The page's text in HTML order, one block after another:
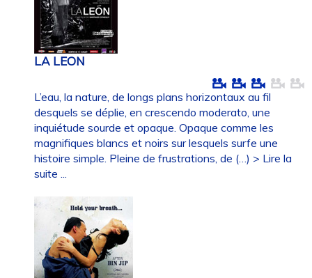
LA LEON
L’eau, la nature, de longs plans horizontaux au fil
desquels se déplie, en crescendo moderato, une
inquiétude sourde et opaque. Opaque comme les
magnifiques blancs et noirs sur lesquels surfe une
histoire simple. Pleine de frustrations, de (…) > Lire la
suite ...